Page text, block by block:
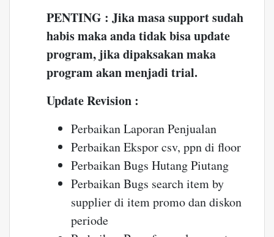
PENTING : Jika masa support sudah
habis maka anda tidak bisa update
program, jika dipaksakan maka
program akan menjadi trial.
Update Revision :
Perbaikan Laporan Penjualan
Perbaikan Ekspor csv, ppn di floor
Perbaikan Bugs Hutang Piutang
Perbaikan Bugs search item by
supplier di item promo dan diskon
periode